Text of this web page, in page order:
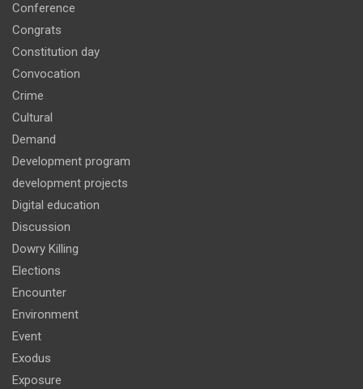
Conference
Congrats
Constitution day
Convocation
Crime
Cultural
Demand
Development program
development projects
Digital education
Discussion
Dowry Killing
Elections
Encounter
Environment
Event
Exodus
Exposure